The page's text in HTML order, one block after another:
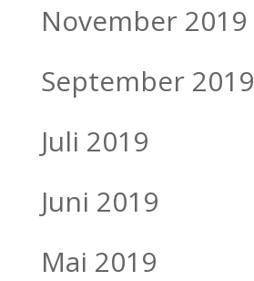
November 2019
September 2019
Juli 2019
Juni 2019
Mai 2019